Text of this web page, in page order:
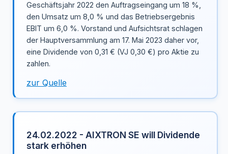
Geschäftsjahr 2022 den Auftragseingang um 18 %,
den Umsatz um 8,0 % und das Betriebsergebnis
EBIT um 6,0 %. Vorstand und Aufsichtsrat schlagen
der Hauptversammlung am 17. Mai 2023 daher vor,
eine Dividende von 0,31 € (VJ 0,30 €) pro Aktie zu
zahlen.
zur Quelle
24.02.2022 - AIXTRON SE will Dividende
stark erhöhen